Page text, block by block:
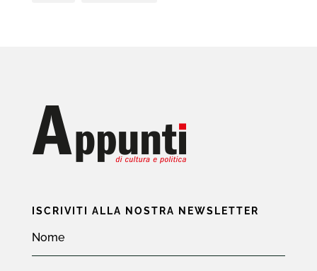
ISCRIVITI ALLA NOSTRA NEWSLETTER